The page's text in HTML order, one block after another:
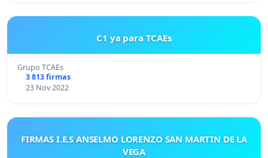
C1 ya para TCAEs
Grupo TCAEs
3 813 firmas
23 Nov 2022
FIRMAS I.E.S ANSELMO LORENZO SAN MARTIN DE LA
VEGA